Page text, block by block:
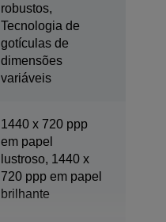
robustos,
Tecnologia de
gotículas de
dimensões
variáveis
1440 x 720 ppp
em papel
lustroso, 1440 x
720 ppp em papel
brilhante